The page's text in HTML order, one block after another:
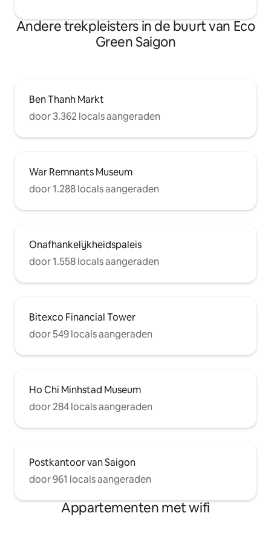
Andere trekpleisters in de buurt van Eco
Green Saigon
Ben Thanh Markt
door 3.362 locals aangeraden
War Remnants Museum
door 1.288 locals aangeraden
Onafhankelijkheidspaleis
door 1.558 locals aangeraden
Bitexco Financial Tower
door 549 locals aangeraden
Ho Chi Minhstad Museum
door 284 locals aangeraden
Postkantoor van Saigon
door 961 locals aangeraden
Appartementen met wifi